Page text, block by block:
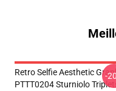
Retro Selfie Aesthetic
PTTT0204 Sturniolo
-